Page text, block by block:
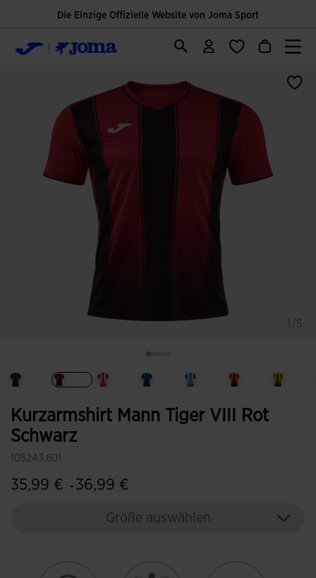
Die Einzige Offizielle Website von Joma Sport
Kurzarmshirt Mann Tiger VIII Rot
Schwarz
105243.601
35,99 € - 36,99 €
Größe auswählen